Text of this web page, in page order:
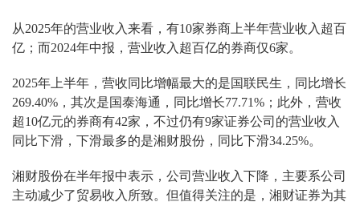
从2025年的营业收入来看，有10家券商上半年营业收入超百
亿；而2024年中报，营业收入超百亿的券商仅6家。
2025年上半年，营收同比增幅最大的是国联民生，同比增长
269.40%，其次是国泰海通，同比增长77.71%；此外，营收
超10亿元的券商有42家，不过仍有9家证券公司的营业收入
同比下滑，下滑最多的是湘财股份，同比下滑34.25%。
湘财股份在半年报中表示，公司营业收入下降，主要系公司
主动减少了贸易收入所致。但值得关注的是，湘财证券为其